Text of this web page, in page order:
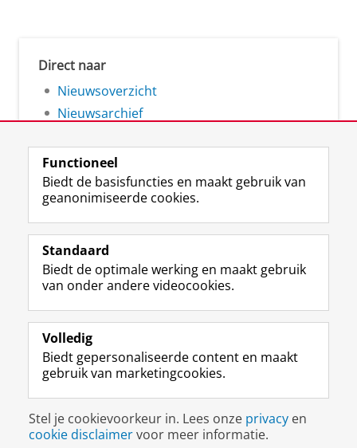
Direct naar
Nieuwsoverzicht
Nieuwsarchief
Volg de RUG
F
a
e
b
o
p
a
i
n
a
L
i
k
e
I
-
p
g
i
n
R
S
-
f
e
R
k
s
u
I
n
t
r
m
c
c
o
Y
o
T
e
k
a
a
Studiekiezers
Alumni
Over ons
Disclaimer & Copyright
Inloggen
Functioneel
Biedt de basisfuncties en maakt gebruik van
geanonimiseerde cookies.
Standaard
Biedt de optimale werking en maakt gebruik
van onder andere videocookies.
Volledig
Biedt gepersonaliseerde content en maakt
gebruik van marketingcookies.
Stel je cookievoorkeur in. Lees onze privacy en
cookie disclaimervoor meer informatie.